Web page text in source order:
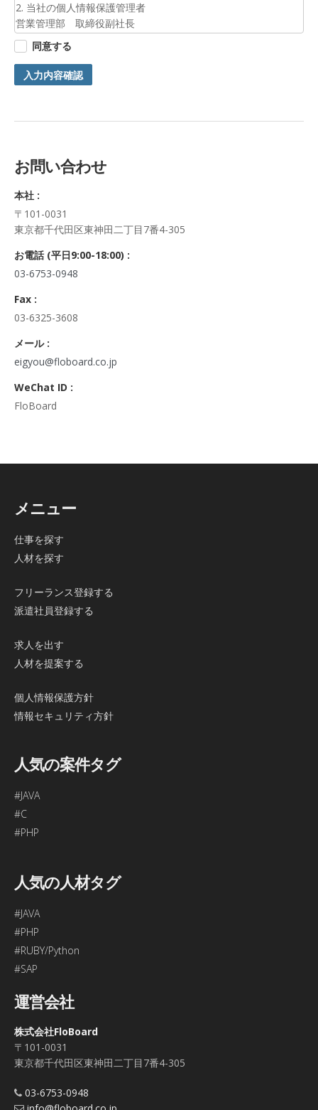
2. 当社の個人情報保護管理者
営業管理部 取締役副社長
3. 個人情報の利用目的
お預かりした個人情報は、お問合せへの対応のために利用いた
します。
4. 第三者提供について
ご入力頂く個人情報は第三者に提供しません。
正・追加・削除、利用の停止または消去、第三者への提供の停
口に申し出ることができます。
その際、弊社はご本人を確認させていただいたうえで、合理的
な期間内に対応いたします。
株式会社FloBoard 個人情報問合せ窓口
〒101-0031 東京都千代田区東神田二丁目7番4-305
メールアドレス: info@floboard.co.jp TEL: 03-6753-0948
ールデンウィークを除く)
6. 個人情報における任意性について
個人情報のご提供は、ご本人の任意です。ただし、必須項目を
ご入力頂けない場合は本フォームをご利用頂けませんので、ご
了承ください。
同意する
入力内容確認
お問い合わせ
本社 :
〒101-0031
東京都千代田区東神田二丁目7番4-305
お電話 (平日9:00-18:00) :
03-6753-0948
Fax :
03-6325-3608
メール :
eigyou@floboard.co.jp
WeChat ID :
FloBoard
メニュー
仕事を探す
人材を探す
フリーランス登録する
派遣社員登録する
求人を出す
人材を提案する
個人情報保護方針
情報セキュリティ方針
人気の案件タグ
#JAVA
#C
#PHP
人気の人材タグ
#JAVA
#PHP
#RUBY/Python
#SAP
運営会社
株式会社FloBoard
〒101-0031
東京都千代田区東神田二丁目7番4-305
03-6753-0948